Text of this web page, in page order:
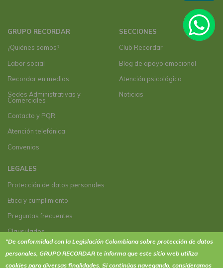
“De conformidad con la Legislación Colombiana sobre protección de datos
personales, GRUPO RECORDAR te informa que este sitio web utiliza
cookies para diversas finalidades. Si continúas navegando, consideramos
GRUPO RECORDAR
¿Quiénes somos?
Labor social
Recordar en medios
Sedes Administrativas y
Comerciales
Contacto y PQR
Atención telefónica
Convenios
SECCIONES
Club Recordar
Blog de apoyo emocional
Atención psicológica
Noticias
LEGALES
Protección de datos personales
Etica y cumplimiento
Preguntas frecuentes
Clausulados
Clausulado Paquete plus
Términos y condiciones de actividades y eventos